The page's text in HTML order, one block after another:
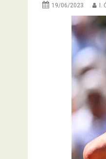
19/06/2023 I.